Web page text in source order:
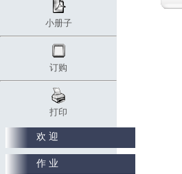
小册子
订购
打印
欢 迎
作 业